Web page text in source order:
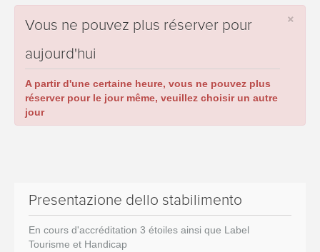
×
Vous ne pouvez plus réserver pour
aujourd'hui
A partir d'une certaine heure, vous ne pouvez plus
réserver pour le jour même, veuillez choisir un autre
jour
Presentazione dello stabilimento
En cours d'accréditation 3 étoiles ainsi que Label
Tourisme et Handicap